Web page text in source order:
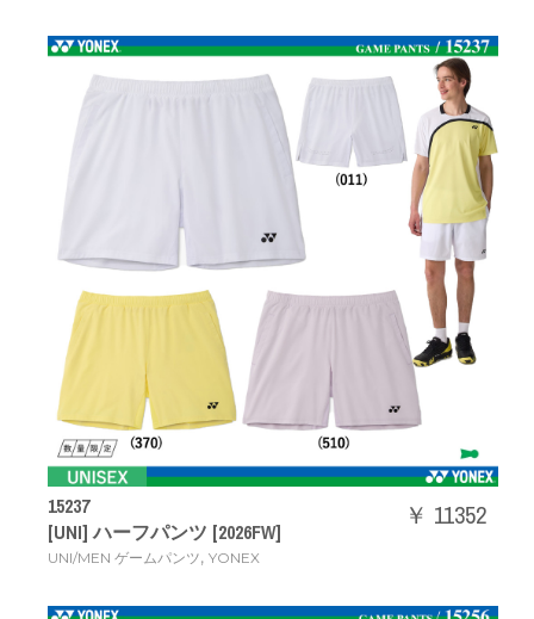
15237
[UNI] ハーフパンツ [2026FW]
UNI/MEN ゲームパンツ, YONEX
￥ 11352